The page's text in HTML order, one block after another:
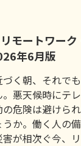
モートワー
年6月版
く朝、それで
悪天候時にテ
危険は避けら
うか。働く人の
害が相次ぐ今、